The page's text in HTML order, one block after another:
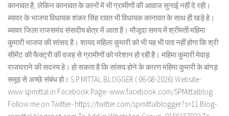
कानावत है, लेकिन कानावत के कानों में भी ग्रामीणों की आवाज सुनाई नहीं दे रही।
ब्यावर के भाजपा विधायक शंकर सिंह रावत भी विधायक कानावत के साथ ही खड़े हे।
ब्यावर जिला राजसमंद संसदीय क्षेत्र में आता है। मौजूदा समय में श्रीमती महिमा
कुमारी भाजपा की सांसद है। शायद महिला कुमारी को भी यह भी पता नहीं होगा कि श्री
सीमेंट की फैक्ट्री की वजह से ग्रामीणों को परेशान हो रही है। महिमा कुमारी मेवाड़
राजघराने की सदस्य हे। हो सकता है कि सांसद होने के कारण महिमा कुमारी के बांगड़
समूह से अच्छे संबंध हो। S.P.MITTAL BLOGGER ( 06-08-2026) Website-
www.spmittal.in Facebook Page- www.facebook.com/SPMittalblog
Follow me on Twitter- https://twitter.com/spmittalblogger?s=11 Blog-